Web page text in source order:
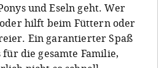
und Eseln geht. Wer
hilft beim Füttern oder
Ein garantierter Spaß
die gesamte Familie,